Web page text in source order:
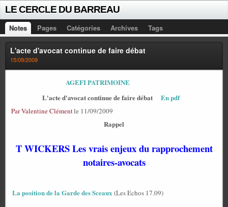
LE CERCLE DU BARREAU
Notes Pages Catégories Archives Tags
L'acte d'avocat continue de faire débat
15/09/2009
AGEFI PATRIMOINE
L'acte d'avocat continue de faire débat En pdf
Par Valentine Clémentle 11/09/2009
Rappel
T WICKERS Les vrais enjeux du rapprochement
notaires-avocats
La position de la Garde des Sceaux (Les Echos 17.09)